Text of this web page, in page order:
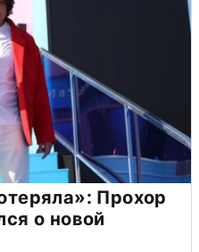
Прохор
о новой